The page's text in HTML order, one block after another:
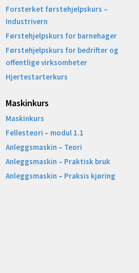
Forsterket førstehjelpskurs –
Industrivern
Førstehjelpskurs for barnehager
Førstehjelpskurs for bedrifter og
offentlige virksomheter
Hjertestarterkurs
Maskinkurs
Maskinkurs
Fellesteori – modul 1.1
Anleggsmaskin – Teori
Anleggsmaskin – Praktisk bruk
Anleggsmaskin – Praksis kjøring